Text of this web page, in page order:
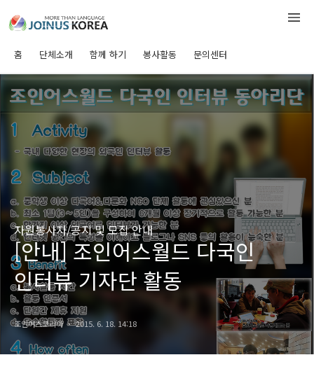
홈 단체소개 함께 하기 봉사활동 문의센터
자원봉사자/공지 및 모집 안내
[안내] 조인어스월드 다국인
인터뷰 기자단 활동
조인어스코리아 2015. 6. 18. 14:18